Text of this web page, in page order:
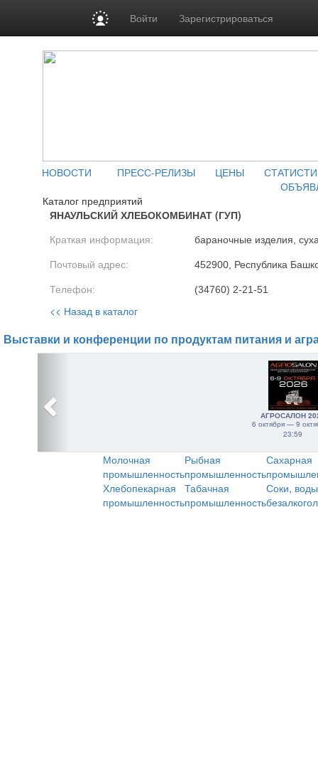
Войти Зарегистрироваться
НОВОСТИ ПРЕСС-РЕЛИЗЫ ЦЕНЫ
Каталог предприятий
ЯНАУЛЬСКИЙ ХЛЕБОКОМБИНАТ (ГУП)
Краткая информация: бараночные изделия,
Почтовый адрес: 452900, Республика
Телефон: (34760) 2-21-51
<< Назад в каталог
Выставки и конференции по продуктам питания и
АГРОСАЛОН
6 октября — 9
23:59
Молочная
промышленность
Рыбная
промышленность
Сахарная
Хлебопекарная
промышленность
Табачная
промышленность
Соки,